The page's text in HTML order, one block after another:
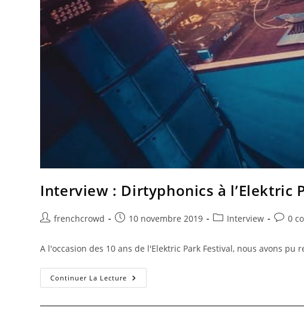
Interview : Dirtyphonics à l’Elektric
frenchcrowd 10 novembre 2019 Interview 0
A l'occasion des 10 ans de l'Elektric Park Festival, nous avons
Continuer La Lecture